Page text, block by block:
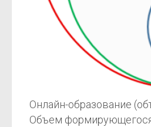
Онлайн-образование
Объем